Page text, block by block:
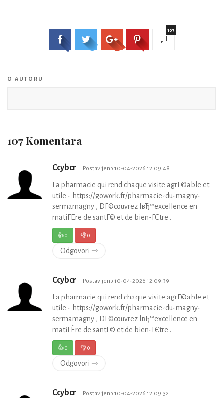
107
O AUTORU
107 Komentara
Ccybcr Postavljeno 10-04-2026 12:09:48
La pharmacie qui rend chaque visite agrГ©able et
utile - https://gowork.fr/pharmacie-du-magny-
sermamagny , DГ©couvrez lвЂ™excellence en
matiГЁre de santГ© et de bien-ГЄtre .
👍0 👎0
Odgovori ⇾
Ccybcr Postavljeno 10-04-2026 12:09:39
La pharmacie qui rend chaque visite agrГ©able et
utile - https://gowork.fr/pharmacie-du-magny-
sermamagny , DГ©couvrez lвЂ™excellence en
matiГЁre de santГ© et de bien-ГЄtre .
👍0 👎0
Odgovori ⇾
Ccybcr Postavljeno 10-04-2026 12:09:32